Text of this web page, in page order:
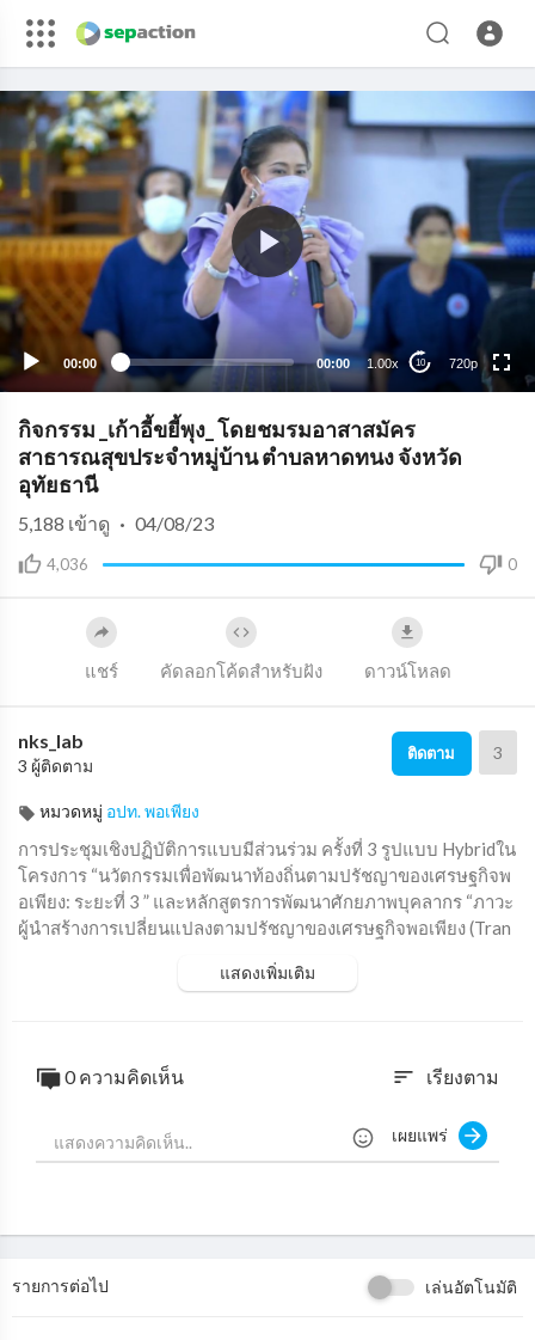
00:00 00:00 1.00x 10 720p
720p
480p
360p
กิจกรรม _เก้าอี้ขยี้พุง_ โดยชมรมอาสาสมัคร
สาธารณสุขประจำหมู่บ้าน ตำบลหาดทนง จังหวัด
อุทัยธานี
4,036 0
5,188 เข้าดู · 04/08/23
แชร์ คัดลอกโค้ดสำหรับฝัง ดาวน์โหลด
nks_lab
3 ผู้ติดตาม
ติดตาม 3
หมวดหมู่ อปท. พอเพียง
⁣การประชุมเชิงปฏิบัติการแบบมีส่วนร่วม ครั้งที่ 3 รูปแบบ Hybridใน
โครงการ “นวัตกรรมเพื่อพัฒนาท้องถิ่นตามปรัชญาของเศรษฐกิจพ
อเพียง: ระยะที่ 3 ” และหลักสูตรการพัฒนาศักยภาพบุคลากร “ภาวะ
ผู้นำสร้างการเปลี่ยนแปลงตามปรัชญาของเศรษฐกิจพอเพียง (Tran
-SEP)"ระหว่างวันที่ 22-23 กุมภาพันธ์ พ.ศ. 2565 ณ เทศบาลตำบล
แสดงเพิ่มเติม
0 ความคิดเห็น sort เรียงตาม
เผยแพร่
รายการต่อไป เล่นอัตโนมัติ